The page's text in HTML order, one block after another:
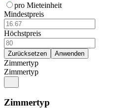
pro Mieteinheit
Mindestpreis
Höchstpreis
Zimmertyp
Zimmertyp
Zimmertyp